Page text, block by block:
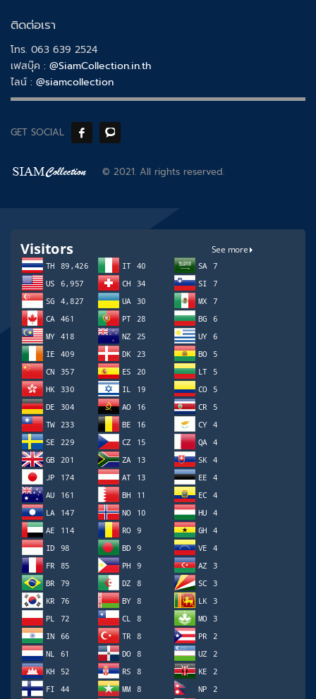
ติดต่อเรา
โทร. 063 639 2524
เฟสบุ๊ค : @SiamCollection.in.th
ไลน์ : @siamcollection
GET SOCIAL
© 2021. All rights reserved.